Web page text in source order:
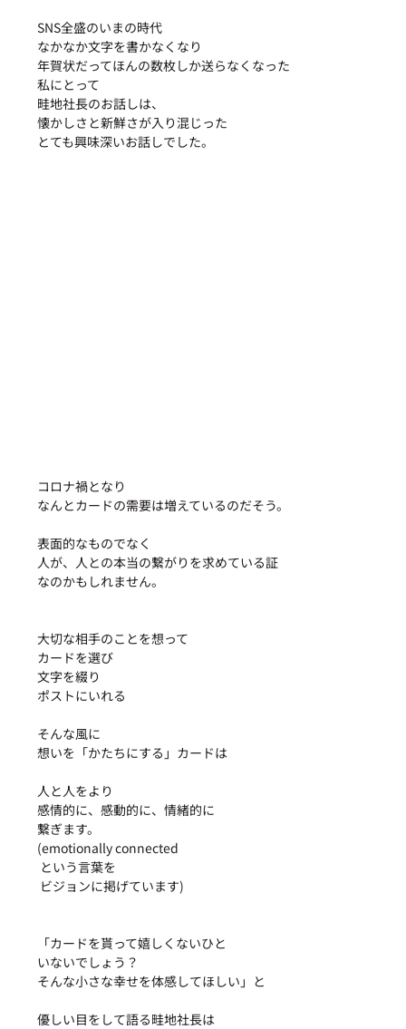
SNS全盛のいまの時代
なかなか文字を書かなくなり
年賀状だってほんの数枚しか送らなくなった
私にとって
畦地社長のお話しは、
懐かしさと新鮮さが入り混じった
とても興味深いお話しでした。
コロナ禍となり
なんとカードの需要は増えているのだそう。
表面的なものでなく
人が、人との本当の繋がりを求めている証
なのかもしれません。
大切な相手のことを想って
カードを選び
文字を綴り
ポストにいれる
そんな風に
想いを「かたちにする」カードは
人と人をより
感情的に、感動的に、情緒的に
繋ぎます。
(emotionally connected
という言葉を
ビジョンに掲げています)
「カードを貰って嬉しくないひと
いないでしょう？
そんな小さな幸せを体感してほしい」と
優しい目をして語る畦地社長は